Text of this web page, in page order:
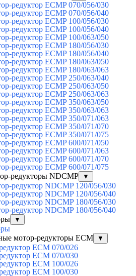
редуктор ECMP 070/056/030
редуктор ECMP 070/056/040
редуктор ECMP 100/056/030
редуктор ECMP 100/056/040
редуктор ECMP 100/063/050
редуктор ECMP 180/056/030
редуктор ECMP 180/056/040
редуктор ECMP 180/063/050
редуктор ECMP 180/063/063
редуктор ECMP 250/063/040
редуктор ECMP 250/063/050
редуктор ECMP 250/063/063
редуктор ECMP 350/063/050
редуктор ECMP 350/063/063
редуктор ECMP 350/071/063
редуктор ECMP 350/071/070
редуктор ECMP 350/071/075
редуктор ECMP 600/071/050
редуктор ECMP 600/071/063
редуктор ECMP 600/071/070
редуктор ECMP 600/071/075
редукторы NDCMP
▼
редуктор NDCMP 120/056/030
редуктор NDCMP 120/056/040
редуктор NDCMP 180/056/030
редуктор NDCMP 180/056/040
▼
мотор-редукторы ECM
▼
ECM 070/026
ECM 070/030
ECM 100/026
ECM 100/030